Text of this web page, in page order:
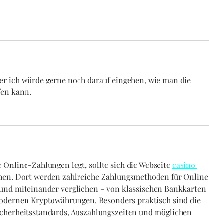
ich würde gerne noch darauf eingehen, wie man die
kann.
Online-Zahlungen legt, sollte sich die Webseite casino
Dort werden zahlreiche Zahlungsmethoden für
miteinander verglichen – von klassischen Bankkarten
Kryptowährungen. Besonders praktisch sind die
Auszahlungszeiten und möglichen